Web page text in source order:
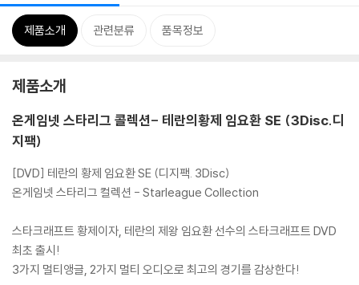
제품소개 관련분류 품목정보
제품소개
온게임넷 스타리그 콜렉션- 테란의황제 임요환 SE (3Disc.디
지팩)
[DVD] 테란의 황제 임요환 SE (디지팩. 3Disc)
온게임넷 스타리그 컬렉션 - Starleague Collection
스타크래프트 황제이자, 테란의 제왕 임요환 선수의 스타크래프트 DVD
최초 출시!
3가지 멀티앵글, 2가지 멀티 오디오로 최고의 경기를 감상한다!